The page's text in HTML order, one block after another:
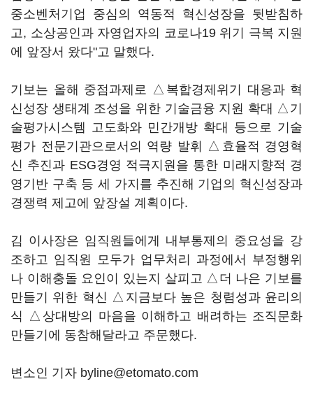
중소벤처기업 중심의 역동적 혁신성장을 뒷받침하
고, 소상공인과 자영업자의 코로나19 위기 극복 지원
에 앞장서 왔다"고 말했다.
기보는 올해 중점과제로 △복합경제위기 대응과 혁
신성장 생태계 조성을 위한 기술금융 지원 확대 △기
술평가시스템 고도화와 민간개방 확대 등으로 기술
평가 전문기관으로서의 역량 발휘 △효율적 경영혁
신 추진과 ESG경영 적극지원을 통한 미래지향적 경
영기반 구축 등 세 가지를 추진해 기업의 혁신성장과
경쟁력 제고에 앞장설 계획이다.
김 이사장은 임직원들에게 내부통제의 중요성을 강
조하고 임직원 모두가 업무처리 과정에서 부정행위
나 이해충돌 요인이 있는지 살피고 △더 나은 기보를
만들기 위한 혁신 △지금보다 높은 청렴성과 윤리의
식 △상대방의 마음을 이해하고 배려하는 조직문화
만들기에 동참해달라고 주문했다.
변소인 기자 byline@etomato.com